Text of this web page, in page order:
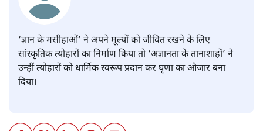
‘ज्ञान के मसीहाओं’ ने अपने मूल्यों को जीवित रखने के लिए
सांस्कृतिक त्योहारों का निर्माण किया तो ‘अज्ञानता के तानाशाहों’ ने
उन्हीं त्योहारों को धार्मिक स्वरूप प्रदान कर घृणा का औजार बना
दिया।